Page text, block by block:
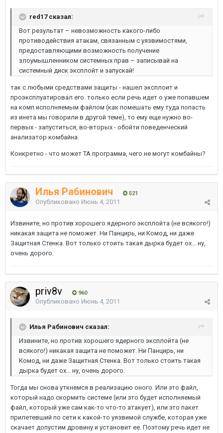
red17 сказал:
Вот результат – невозможность какого-либо
противодействия атакам, связанным с уязвимостями,
предоставляющими возможность получение
злоумышленником системных прав – записывай на
системный диск эксплойт и запускай!
так с любыми средствами защиты - нашел эксплоит и
проэксплуатировал его. только если речь идет о уже попавшем
на комп исполняемым файлом (как помешать ему туда попасть
из инета мы говорили в другой теме), то ему еще нужно во-
первых - запуститься, во-вторых - обойти поведенческий
анализатор комбайна.
Конкретно - что может ТА программа, чего не могут комбайны?
Илья Рабинович 521
Опубликовано Июнь 4, 2011
Извините, но против хорошего ядерного эксплойта (не всякого!)
никакая защита не поможет. Ни Панцирь, ни Комод, ни даже
Защитная Стенка. Вот только стоить такая дырка будет ох... ну,
очень дорого.
priv8v 960
Опубликовано Июнь 4, 2011
Илья Рабинович сказал:
Извините, но против хорошего ядерного эксплойта (не
всякого!) никакая защита не поможет. Ни Панцирь, ни
Комод, ни даже Защитная Стенка. Вот только стоить такая
дырка будет ох... ну, очень дорого.
Тогда мы снова уткнемся в реализацию оного. Или это файл,
который надо скормить системе (или это будет исполняемый
файл, который уже сам как-то что-то атакует), или это пакет
прилетевший по сети к какой-то уязвимой службе, которая уже
скачает допустим дровину и установит ее. Поэтому речь идет не